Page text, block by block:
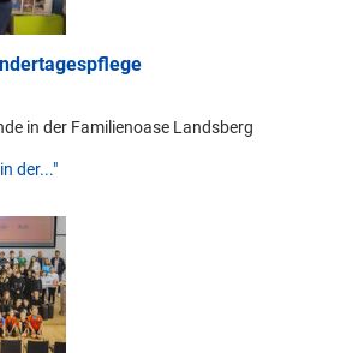
in der Familienoase Landsberg
der..."